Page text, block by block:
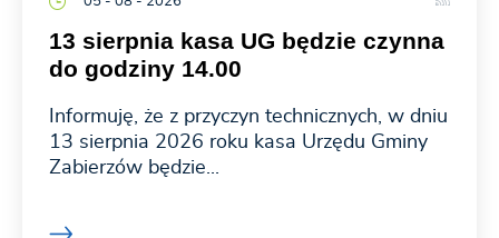
13 sierpnia kasa UG będzie czynna
do godziny 14.00
Informuję, że z przyczyn technicznych, w dniu
13 sierpnia 2026 roku kasa Urzędu Gminy
Zabierzów będzie...